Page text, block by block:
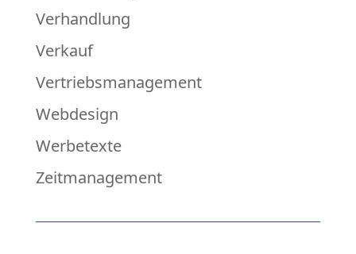
Verhandlung
Verkauf
Vertriebsmanagement
Webdesign
Werbetexte
Zeitmanagement